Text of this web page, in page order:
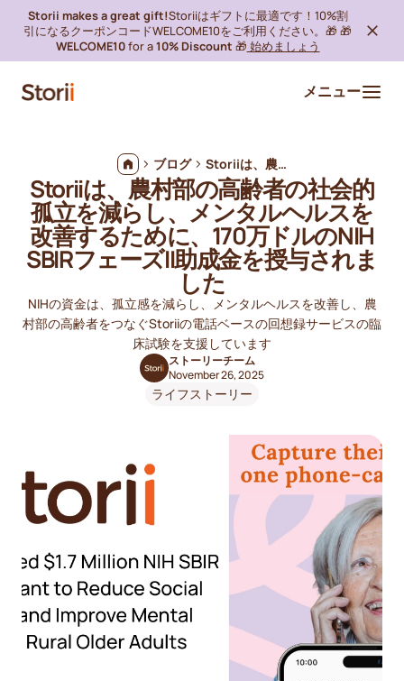
Storii makes a great gift!Storiiはギフトに最適です！10%割
引になるクーポンコードWELCOME10をご利用ください。🎁 🎁
WELCOME10for a10% Discount 🎁 始めましょう
メニュー
ブログ Storiiは、農村部の高齢者の社会的孤立を減らし、メンタルヘルスを改善するために、170万ドルのNIH SBIRフェーズII助成金を授与されました
Storiiは、農村部の高齢者の社会的
孤立を減らし、メンタルヘルスを
改善するために、170万ドルのNIH
SBIRフェーズII助成金を授与されま
した
NIHの資金は、孤立感を減らし、メンタルヘルスを改善し、農
村部の高齢者をつなぐStoriiの電話ベースの回想録サービスの臨
床試験を支援しています
ストーリーチーム
November 26, 2025
ライフストーリー